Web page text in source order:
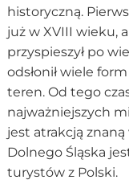
historyczną.
już w XVIII wieku,
przyspieszył po
odsłonił wiele
teren. Od tego
najważniejszych
jest atrakcją znaną
Dolnego Śląska
turystów z Polski.